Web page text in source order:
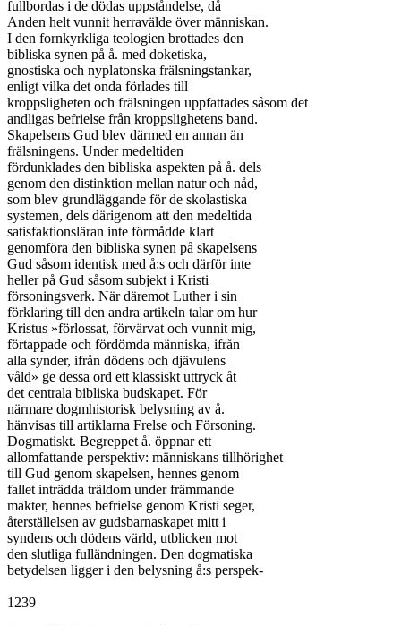
fullbordas i de dödas uppståndelse, då
Anden helt vunnit herravälde över människan.
I den fornkyrkliga teologien brottades den
bibliska synen på å. med doketiska,
gnostiska och nyplatonska frälsningstankar,
enligt vilka det onda förlades till
kroppsligheten och frälsningen uppfattades såsom det
andligas befrielse från kroppslighetens band.
Skapelsens Gud blev därmed en annan än
frälsningens. Under medeltiden
fördunklades den bibliska aspekten på å. dels
genom den distinktion mellan natur och nåd,
som blev grundläggande för de skolastiska
systemen, dels därigenom att den medeltida
satisfaktionsläran inte förmådde klart
genomföra den bibliska synen på skapelsens
Gud såsom identisk med å:s och därför inte
heller på Gud såsom subjekt i Kristi
försoningsverk. När däremot Luther i sin
förklaring till den andra artikeln talar om hur
Kristus »förlossat, förvärvat och vunnit mig,
förtappade och fördömda människa, ifrån
alla synder, ifrån dödens och djävulens
våld» ge dessa ord ett klassiskt uttryck åt
det centrala bibliska budskapet. För
närmare dogmhistorisk belysning av å.
hänvisas till artiklarna Frelse och Försoning.
Dogmatiskt. Begreppet å. öppnar ett
allomfattande perspektiv: människans tillhörighet
till Gud genom skapelsen, hennes genom
fallet inträdda träldom under främmande
makter, hennes befrielse genom Kristi seger,
återställelsen av gudsbarnaskapet mitt i
syndens och dödens värld, utblicken mot
den slutliga fulländningen. Den dogmatiska
betydelsen ligger i den belysning å:s perspek-
1239